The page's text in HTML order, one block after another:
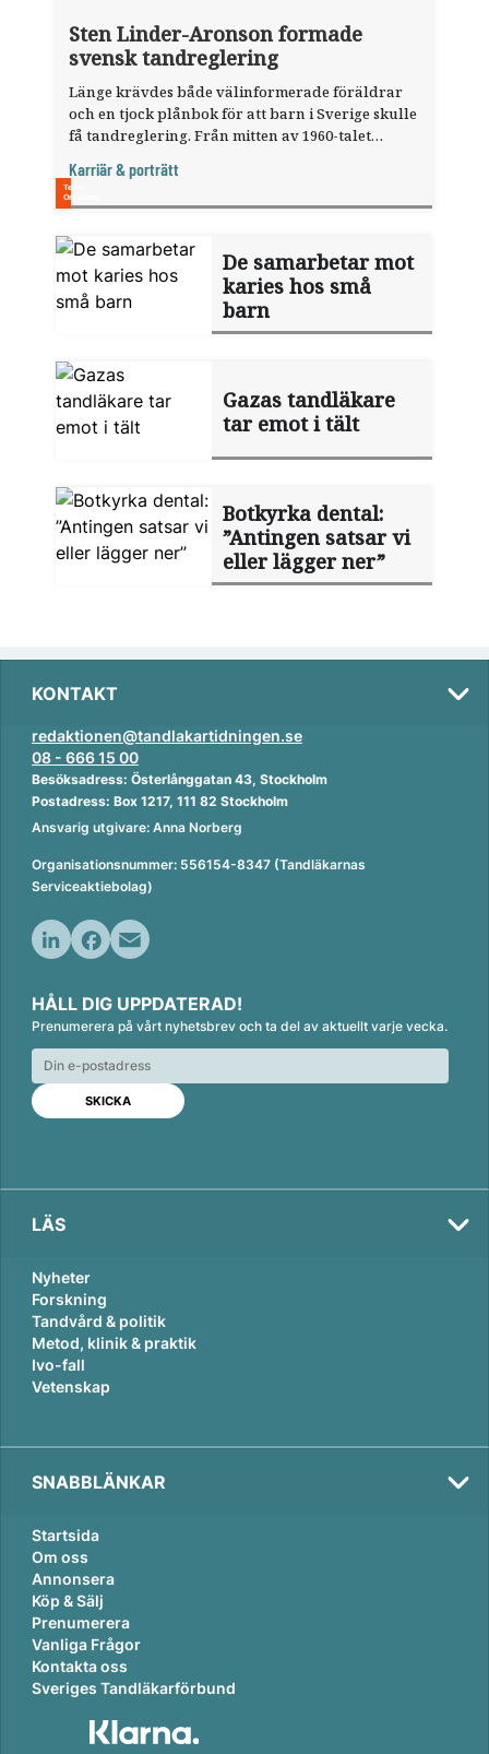
Sten Linder-Aronson formade
svensk tandreglering
Länge krävdes både välinformerade föräldrar
och en tjock plånbok för att barn i Sverige skulle
få tandreglering. Från mitten av 1960-talet
var begränsade. Sten ­Linder-Aronson tog fram
den bedömningsmodell som fortfarande präglar
Sverige.
Karriär & porträtt
De samarbetar mot
karies hos små
barn
Gazas tandläkare
tar emot i tält
Botkyrka dental:
”Antingen satsar vi
eller lägger ner”
KONTAKT
redaktionen@tandlakartidningen.se
08 - 666 15 00
Besöksadress: Österlånggatan 43, Stockholm
Postadress: Box 1217, 111 82 Stockholm
Ansvarig utgivare: Anna Norberg
Organisationsnummer: 556154-8347 (Tandläkarnas
Serviceaktiebolag)
n
k
e
d
n
c
e
b
o
o
k
a
i
l
HÅLL DIG UPPDATERAD!
Prenumerera på vårt nyhetsbrev och ta del av aktuellt varje vecka.
LÄS
Nyheter
Forskning
Tandvård & politik
Metod, klinik & praktik
Ivo-fall
Vetenskap
SNABBLÄNKAR
Startsida
Om oss
Annonsera
Köp & Sälj
Prenumerera
Vanliga Frågor
Kontakta oss
Sveriges Tandläkarförbund